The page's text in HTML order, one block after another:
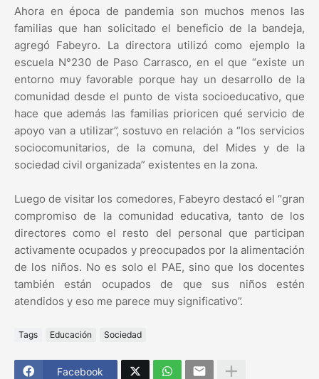
Ahora en época de pandemia son muchos menos las
familias que han solicitado el beneficio de la bandeja,
agregó Fabeyro. La directora utilizó como ejemplo la
escuela N°230 de Paso Carrasco, en el que “existe un
entorno muy favorable porque hay un desarrollo de la
comunidad desde el punto de vista socioeducativo, que
hace que además las familias prioricen qué servicio de
apoyo van a utilizar”, sostuvo en relación a “los servicios
sociocomunitarios, de la comuna, del Mides y de la
sociedad civil organizada” existentes en la zona.
Luego de visitar los comedores, Fabeyro destacó el “gran
compromiso de la comunidad educativa, tanto de los
directores como el resto del personal que participan
activamente ocupados y preocupados por la alimentación
de los niños. No es solo el PAE, sino que los docentes
también están ocupados de que sus niños estén
atendidos y eso me parece muy significativo”.
Tags Educación Sociedad
Facebook